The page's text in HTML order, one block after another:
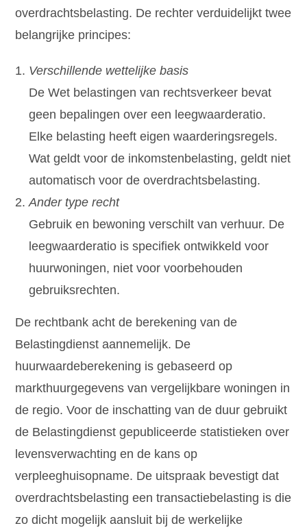
overdrachtsbelasting. De rechter verduidelijkt twee
belangrijke principes:
Verschillende wettelijke basis
De Wet belastingen van rechtsverkeer bevat
geen bepalingen over een leegwaarderatio.
Elke belasting heeft eigen waarderingsregels.
Wat geldt voor de inkomstenbelasting, geldt niet
automatisch voor de overdrachtsbelasting.
Ander type recht
Gebruik en bewoning verschilt van verhuur. De
leegwaarderatio is specifiek ontwikkeld voor
huurwoningen, niet voor voorbehouden
gebruiksrechten.
De rechtbank acht de berekening van de
Belastingdienst aannemelijk. De
huurwaardeberekening is gebaseerd op
markthuurgegevens van vergelijkbare woningen in
de regio. Voor de inschatting van de duur gebruikt
de Belastingdienst gepubliceerde statistieken over
levensverwachting en de kans op
verpleeghuisopname. De uitspraak bevestigt dat
overdrachtsbelasting een transactiebelasting is die
zo dicht mogelijk aansluit bij de werkelijke